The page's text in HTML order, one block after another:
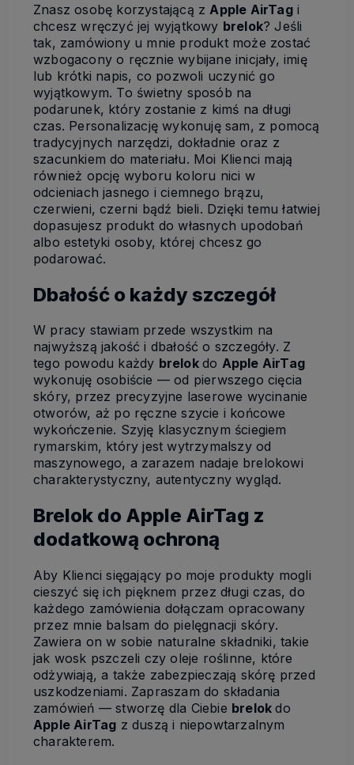
Znasz osobę korzystającą z Apple AirTagi
chcesz wręczyć jej wyjątkowy brelok? Jeśli
tak, zamówiony u mnie produkt może zostać
wzbogacony o ręcznie wybijane inicjały, imię
lub krótki napis, co pozwoli uczynić go
wyjątkowym. To świetny sposób na
podarunek, który zostanie z kimś na długi
czas. Personalizację wykonuję sam, z pomocą
tradycyjnych narzędzi, dokładnie oraz z
szacunkiem do materiału. Moi Klienci mają
również opcję wyboru koloru nici w
odcieniach jasnego i ciemnego brązu,
czerwieni, czerni bądź bieli. Dzięki temu łatwiej
dopasujesz produkt do własnych upodobań
albo estetyki osoby, której chcesz go
podarować.
Dbałość o każdy szczegół
W pracy stawiam przede wszystkim na
najwyższą jakość i dbałość o szczegóły. Z
tego powodu każdy brelokdo Apple AirTag
wykonuję osobiście — od pierwszego cięcia
skóry, przez precyzyjne laserowe wycinanie
otworów, aż po ręczne szycie i końcowe
wykończenie. Szyję klasycznym ściegiem
rymarskim, który jest wytrzymalszy od
maszynowego, a zarazem nadaje brelokowi
charakterystyczny, autentyczny wygląd.
Brelok do Apple AirTag z
dodatkową ochroną
Aby Klienci sięgający po moje produkty mogli
cieszyć się ich pięknem przez długi czas, do
każdego zamówienia dołączam opracowany
przez mnie balsam do pielęgnacji skóry.
Zawiera on w sobie naturalne składniki, takie
jak wosk pszczeli czy oleje roślinne, które
odżywiają, a także zabezpieczają skórę przed
uszkodzeniami. Zapraszam do składania
zamówień — stworzę dla Ciebie brelokdo
Apple AirTag z duszą i niepowtarzalnym
charakterem.